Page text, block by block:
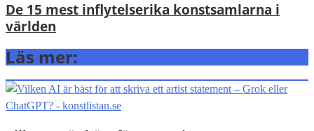
De 15 mest inflytelserika konstsamlarna i
världen
Läs mer: